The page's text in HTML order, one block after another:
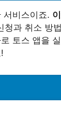
서비스이죠.
청과 취소 방
토스 앱을